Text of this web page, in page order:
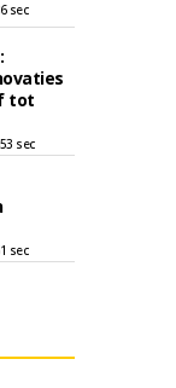
sec
tot
sec
sec